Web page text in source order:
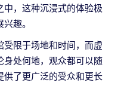
，这种沉浸式的体验极
趣。
受限于场地和时间，而虚
身处何地，观众都可以随
供了更广泛的受众和更长